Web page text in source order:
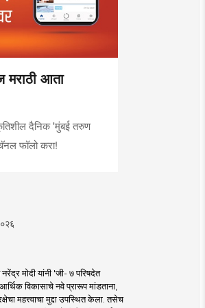
मराठी आता
दैनिक 'मुंबई तरुण
फॉलो करा!
मोदी यांनी 'जी- ७ परिषदेत
विकासाचे नवे प्रारूप मांडताना,
महत्त्वाचा मुद्दा उपस्थित केला. तसेच